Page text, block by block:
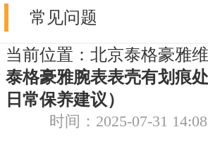
节假日正常营业！
常见问题
当前位置： 北京泰格豪雅
泰格豪雅腕表表壳有划痕
日常保养建议）
时间：2025-07-31